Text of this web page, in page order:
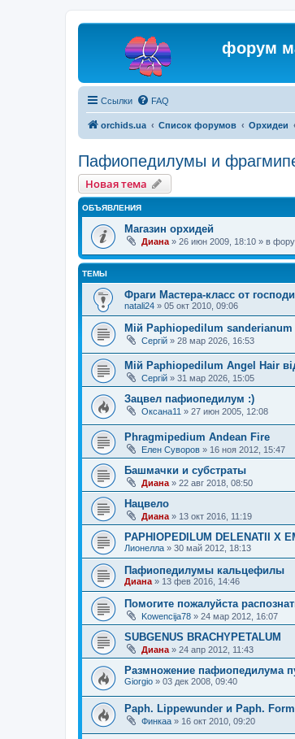
форум
Ссылки FAQ
orchids.ua Список форумов Орхидеи
Пафиопедилумы и
Новая тема
ОБЪЯВЛЕНИЯ
Магазин орхидей
Диана » 26 июн 2009, 18:10 » в
ТЕМЫ
Фраги Мастера-класс от
natali24 » 05 окт 2010, 09:06
Мій Paphiopedilum sanderianum
Сергій » 28 мар 2026, 16:53
Мій Paphiopedilum Angel Hair
Сергій » 31 мар 2026, 15:05
Зацвел пафиопедилум :)
Оксана11 » 27 июн 2005, 12:08
Phragmipedium Andean Fire
Елен Суворов » 16 ноя 2012, 15:47
Башмачки и субстраты
Диана » 22 авг 2018, 08:50
Нацвело
Диана » 13 окт 2016, 11:19
PAPHIOPEDILUM DELENATII X
Лионелла » 30 май 2012, 18:13
Пафиопедилумы кальцефилы
Диана » 13 фев 2016, 14:46
Помогите пожалуйста
Kowencija78 » 24 мар 2012, 16:07
SUBGENUS BRACHYPETALUM
Диана » 24 апр 2012, 11:43
Размножение пафиопедилума
Giorgio » 03 дек 2008, 09:40
Paph. Lippewunder и Paph.
Финкаа » 16 окт 2010, 09:20